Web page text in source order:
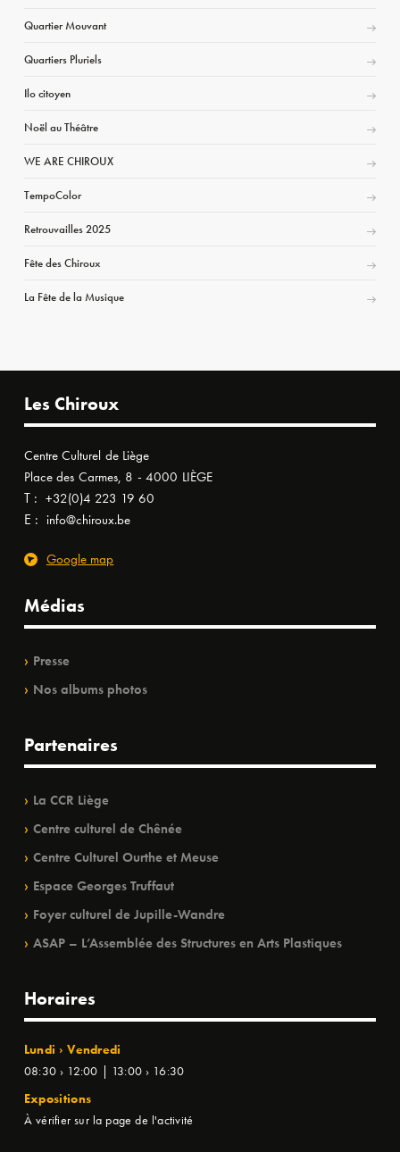
Quartier Mouvant
Quartiers Pluriels
Ilo citoyen
Noël au Théâtre
WE ARE CHIROUX
TempoColor
Retrouvailles 2025
Fête des Chiroux
La Fête de la Musique
Les Chiroux
Centre Culturel de Liège
Place des Carmes, 8 - 4000 LIÈGE
T : +32(0)4 223 19 60
E : info@chiroux.be
Google map
Médias
Presse
Nos albums photos
Partenaires
La CCR Liège
Centre culturel de Chênée
Centre Culturel Ourthe et Meuse
Espace Georges Truffaut
Foyer culturel de Jupille-Wandre
ASAP – L’Assemblée des Structures en Arts Plastiques
Horaires
Lundi › Vendredi
08:30 › 12:00 | 13:00 › 16:30
Expositions
À vérifier sur la page de l'activité